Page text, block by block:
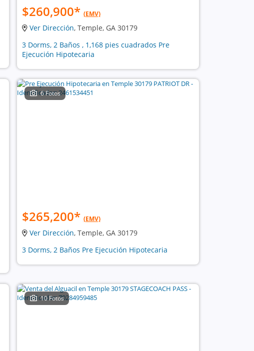
$260,900* (EMV)
Ver Dirección, Temple, GA 30179
3 Dorms, 2 Baños , 1,168 pies cuadrados Pre
Ejecución Hipotecaria
6 Fotos
$265,200* (EMV)
Ver Dirección, Temple, GA 30179
3 Dorms, 2 Baños Pre Ejecución Hipotecaria
10 Fotos